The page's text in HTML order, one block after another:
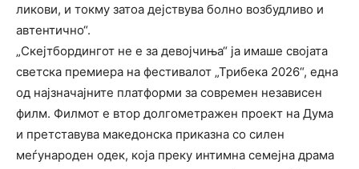
ликови, и токму затоа дејствува болно возбудливо и
автентично“.
„Скејтбордингот не е за девојчиња“ ја имаше својата
светска премиера на фестивалот „Трибека 2026“, една
од најзначајните платформи за современ независен
филм. Филмот е втор долгометражен проект на Дума
и претставува македонска приказна со силен
меѓународен одек, која преку интимна семејна драма